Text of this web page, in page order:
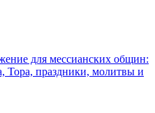
для мессианских общин:
Тора, праздники, молитвы и